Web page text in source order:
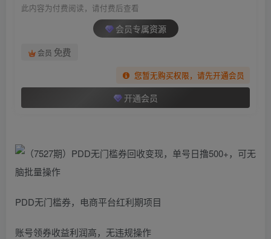
此内容为付费阅读，请付费后查看
会员专属资源
会员 免费
您暂无购买权限，请先开通会员
开通会员
PDD无门槛券，电商平台红利期项目
账号领券收益利润高，无违规操作